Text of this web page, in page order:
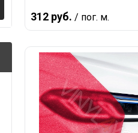
312 руб. / пог. м.
В корзину
Купить в 1 клик
В избранное